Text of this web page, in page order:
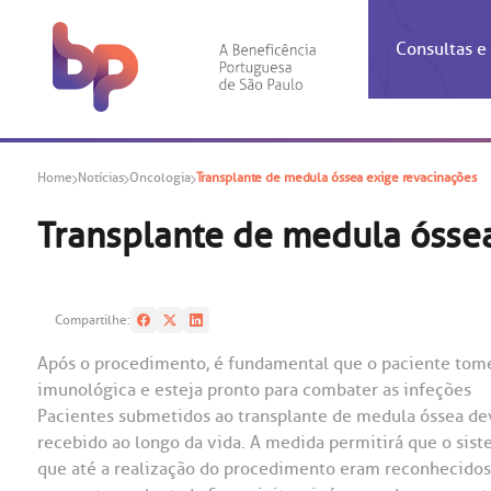
Consultas
SAC:
Check-
Preparo
Doação
Ética e
Centro
Outras
Home Notícias Oncologia Transplante de medula óssea exige revacinações
Transplante de medula
Compartilhe:
Após o procedimento, é fundamental que o paciente
imunológica e esteja pronto para combater as infeções
Pacientes submetidos ao transplante de medula óssea
recebido ao longo da vida. A medida permitirá que o
que até a realização do procedimento eram